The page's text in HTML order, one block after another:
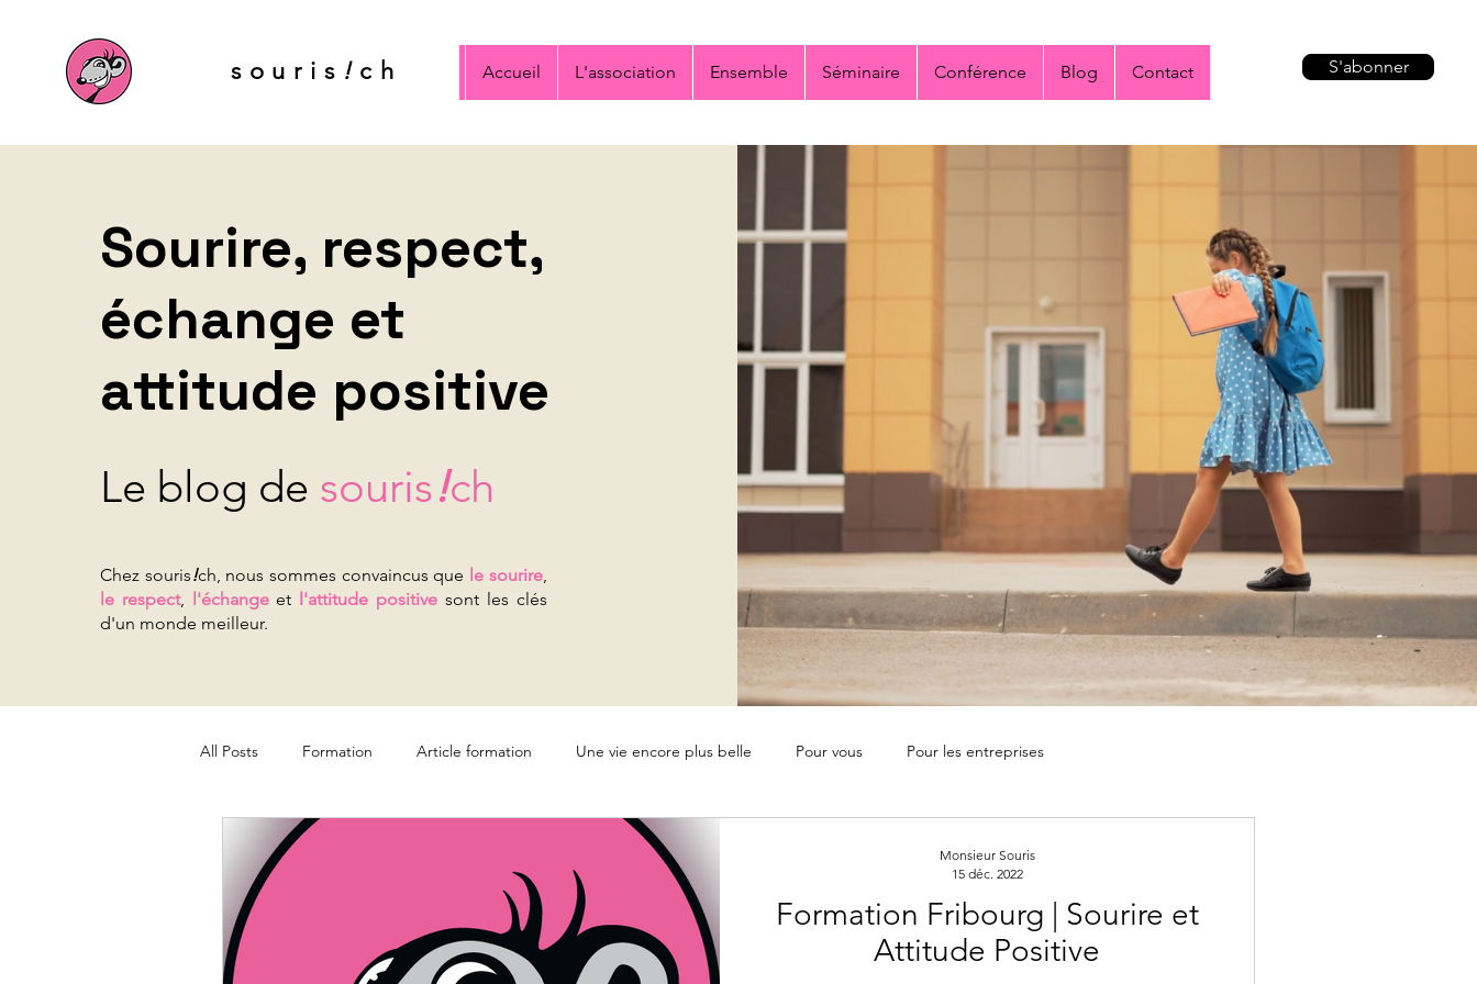
souris ! ch Accueil L'association Ensemble Séminaire Conférence Blog Contact S'abonner
Sourire, respect,
échange et
attitude positive
Le blog de souris!ch
Chez souris!ch, nous sommes convaincus que le sourire,
le respect, l'échangeet l'attitude positive sont les clés
d'un monde meilleur.
All Posts Formation Article formation Une vie encore plus belle Pour vous Pour les entreprises
Pour les organisations Qualité de vie au travail
Jeunesse
Formation Fribourg | Sourire et
Attitude Positive
Monsieur Souris
15 déc. 2022